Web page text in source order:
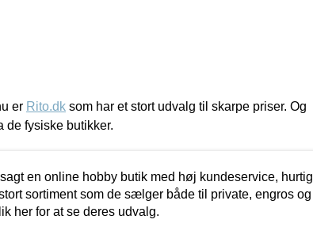
er Rito.dk som har et stort udvalg til skarpe priser. Og
de fysiske butikker.
en online hobby butik med høj kundeservice, hurtig
sortiment som de sælger både til private, engros og
her for at se deres udvalg.